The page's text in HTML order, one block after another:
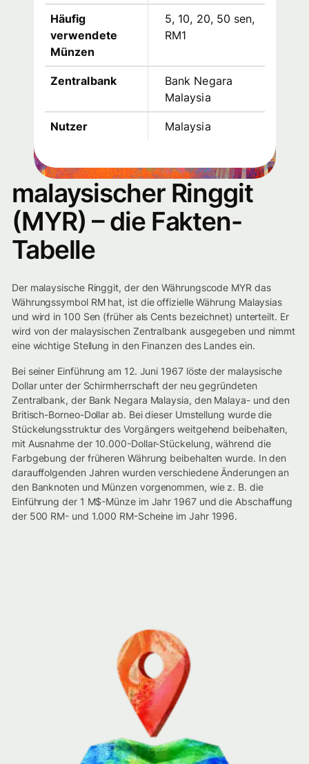
Häufig
verwendete
Münzen
5, 10, 20, 50 sen,
RM1
Zentralbank
Bank Negara
Malaysia
Nutzer Malaysia
malaysischer Ringgit
(MYR) – die Fakten-
Tabelle
Der malaysische Ringgit, der den Währungscode MYR das
Währungssymbol RM hat, ist die offizielle Währung Malaysias
und wird in 100 Sen (früher als Cents bezeichnet) unterteilt. Er
wird von der malaysischen Zentralbank ausgegeben und nimmt
eine wichtige Stellung in den Finanzen des Landes ein.
Bei seiner Einführung am 12. Juni 1967 löste der malaysische
Dollar unter der Schirmherrschaft der neu gegründeten
Zentralbank, der Bank Negara Malaysia, den Malaya- und den
Britisch-Borneo-Dollar ab. Bei dieser Umstellung wurde die
Stückelungsstruktur des Vorgängers weitgehend beibehalten,
mit Ausnahme der 10.000-Dollar-Stückelung, während die
Farbgebung der früheren Währung beibehalten wurde. In den
darauffolgenden Jahren wurden verschiedene Änderungen an
den Banknoten und Münzen vorgenommen, wie z. B. die
Einführung der 1 M$-Münze im Jahr 1967 und die Abschaffung
der 500 RM- und 1.000 RM-Scheine im Jahr 1996.